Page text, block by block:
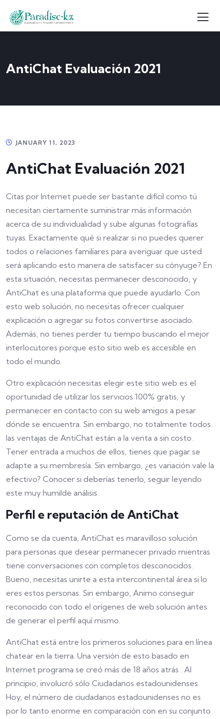
AntiChat Evaluación 2021
JANUARY 11, 2023
AntiChat Evaluación 2021
Citas por Internet puede ser bastante difícil como tú
necesitan ciertamente suministrar más información
acerca de su individualidad y sube algunas fotografías
tuyas. Exactamente qué si realizar si no puedes querer
todos o relaciones familiares para averiguar que usted
será aplicando esto manera de satisfacer su cónyuge? En
esta situación, necesitas permanecer desconocido, y
AntiChat es una plataforma que puede ayudarlo. Con
esto web solución, no necesitas ofrecer cualquier
explicación o agregar su fotos convertirse asociado.
Además, no tienes perder tu tiempo buscando el mejor
interlocutores porque esto sitio web es accesible en
todo el mundo.
Otro explicación necesitas elegir este sitio web es el
oportunidad de utilizar los servicios 100% gratis, y
permanecer en contacto con su web amigos a pesar
dónde se encuentra. Sin embargo, no totalmente todos
las ventajas de AntiChat están a la venta a sin costo.
Tener entrada a muchos de ellos, tienes que pagar se
adapte a su membresía. Sin embargo, ¿es variación vale la
efectivo? Conocer si deberías tenerlo, seguir leyendo
este muy humilde análisis.
Perfil e reputación de AntiChat
Como se da cuenta, AntiChat es maravilloso solución
para personas que desear permanecer privado mientras
tiene conversaciones con completos desconocidos.
Bueno, necesitas unirte a esta intercontinental área si lo
eres estos personas. Sin embargo, Animo conseguir
reconocido con todo el orígenes de web solución antes
de generar el perfil aquí mismo.
AntiChat está entre los primeros soluciones para en línea
chatear en la tierra. Una versión de esto basado en
Internet programa se creó más de 18 años atrás . Al
principio, involucró sólo Ciudadanos estadounidenses.
Hoy, el número de ciudadanos estadounidenses no es
por lo tanto enorme en comparación con en su conjunto